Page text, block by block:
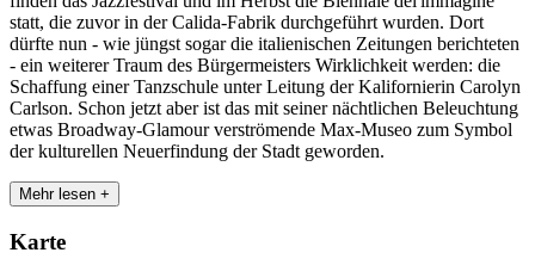
statt, die zuvor in der Calida-Fabrik durchgeführt wurden. Dort
dürfte nun - wie jüngst sogar die italienischen Zeitungen berichteten
- ein weiterer Traum des Bürgermeisters Wirklichkeit werden: die
Schaffung einer Tanzschule unter Leitung der Kalifornierin Carolyn
Carlson. Schon jetzt aber ist das mit seiner nächtlichen Beleuchtung
etwas Broadway-Glamour verströmende Max-Museo zum Symbol
der kulturellen Neuerfindung der Stadt geworden.
Mehr lesen +
Karte